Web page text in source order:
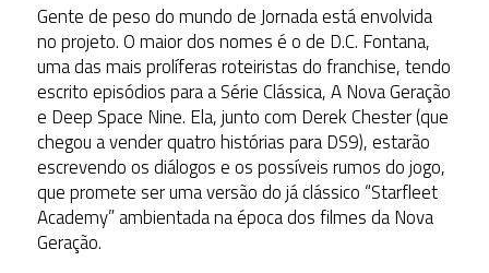
Gente de peso do mundo de Jornada está envolvida
no projeto. O maior dos nomes é o de D.C. Fontana,
uma das mais prolíferas roteiristas do franchise, tendo
escrito episódios para a Série Clássica, A Nova Geração
e Deep Space Nine. Ela, junto com Derek Chester (que
chegou a vender quatro histórias para DS9), estarão
escrevendo os diálogos e os possíveis rumos do jogo,
que promete ser uma versão do já clássico “Starfleet
Academy” ambientada na época dos filmes da Nova
Geração.